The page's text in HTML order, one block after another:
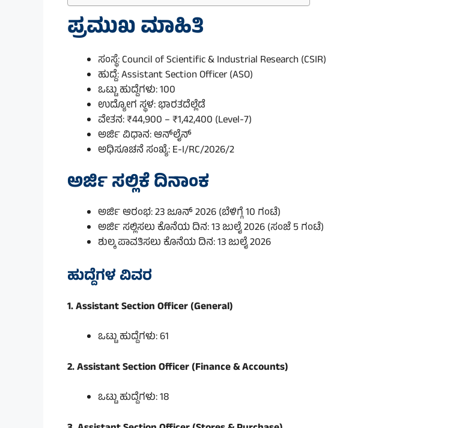
ಪ್ರಮುಖ ಮಾಹಿತಿ
ಸಂಸ್ಥೆ: Council of Scientific & Industrial Research (CSIR)
ಹುದ್ದೆ: Assistant Section Officer (ASO)
ಒಟ್ಟು ಹುದ್ದೆಗಳು: 100
ಉದ್ಯೋಗ ಸ್ಥಳ: ಭಾರತದೆಲ್ಲೆಡೆ
ವೇತನ: ₹44,900 – ₹1,42,400 (Level-7)
ಅರ್ಜಿ ವಿಧಾನ: ಆನ್‌ಲೈನ್
ಅಧಿಸೂಚನೆ ಸಂಖ್ಯೆ: E-I/RC/2026/2
ಅರ್ಜಿ ಸಲ್ಲಿಕೆ ದಿನಾಂಕ
ಅರ್ಜಿ ಆರಂಭ: 23 ಜೂನ್ 2026 (ಬೆಳಿಗ್ಗೆ 10 ಗಂಟೆ)
ಅರ್ಜಿ ಸಲ್ಲಿಸಲು ಕೊನೆಯ ದಿನ: 13 ಜುಲೈ 2026 (ಸಂಜೆ 5 ಗಂಟೆ)
ಶುಲ್ಕ ಪಾವತಿಸಲು ಕೊನೆಯ ದಿನ: 13 ಜುಲೈ 2026
ಹುದ್ದೆಗಳ ವಿವರ
1. Assistant Section Officer (General)
ಒಟ್ಟು ಹುದ್ದೆಗಳು: 61
2. Assistant Section Officer (Finance & Accounts)
ಒಟ್ಟು ಹುದ್ದೆಗಳು: 18